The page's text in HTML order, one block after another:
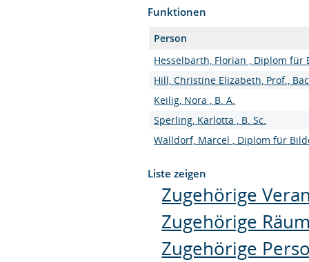
Funktionen
Person
Hesselbarth, Florian , Diplom für
Hill, Christine Elizabeth, Prof.,
Keilig, Nora , B. A.
Sperling, Karlotta , B. Sc.
Walldorf, Marcel , Diplom für
Liste zeigen
Zugehörige
Zugehörige
Zugehörige